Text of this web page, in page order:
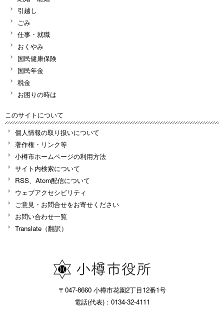
引越し
ごみ
仕事・就職
おくやみ
国民健康保険
国民年金
税金
お困りの時は
このサイトについて
個人情報の取り扱いについて
著作権・リンク等
小樽市ホームページの利用方法
サイト内検索について
RSS、Atom配信について
ウェブアクセシビリティ
ご意見・お問合せをお寄せください
お問い合わせ一覧
Translate（翻訳）
〒047-8660 小樽市花園2丁目12番1号
電話(代表)：0134-32-4111